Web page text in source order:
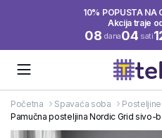
10% POPUSTA NA
Akcija traje
08 dana04 sati
Početna Spavaća soba
Posteljine
Pamučna posteljina Nordic Grid sivo-